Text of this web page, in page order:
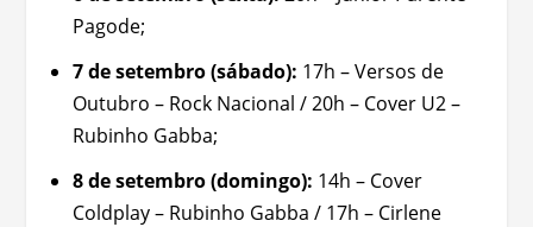
Pagode;
7 de setembro (sábado): 17h – Versos de
Outubro – Rock Nacional / 20h – Cover U2 –
Rubinho Gabba;
8 de setembro (domingo): 14h – Cover
Coldplay – Rubinho Gabba / 17h – Cirlene